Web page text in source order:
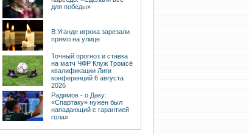
для победы»
В Уганде игрока зарезали
прямо на улице
Точный прогноз и ставка
на матч ЧФР Клуж Тромсё
квалификации Лиги
конференций 6 августа
2026
Радимов - о Даку:
«Спартаку» нужен был
нападающий с гарантией
гола»